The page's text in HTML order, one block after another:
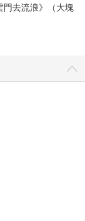
去流浪》（大塊